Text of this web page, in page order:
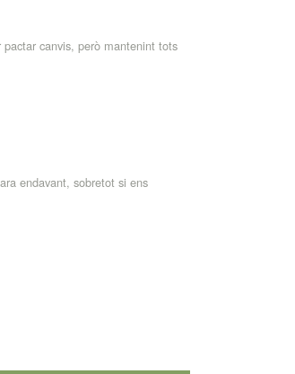
canvis, però mantenint tots
endavant, sobretot si ens